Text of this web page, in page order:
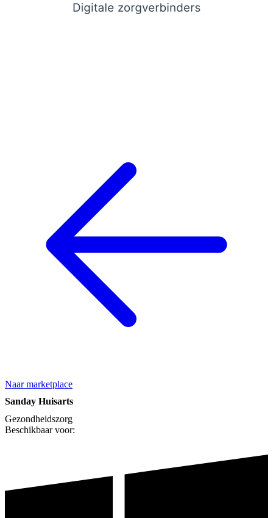
Naar marketplace
Sanday Huisarts
Gezondheidszorg
Beschikbaar voor: